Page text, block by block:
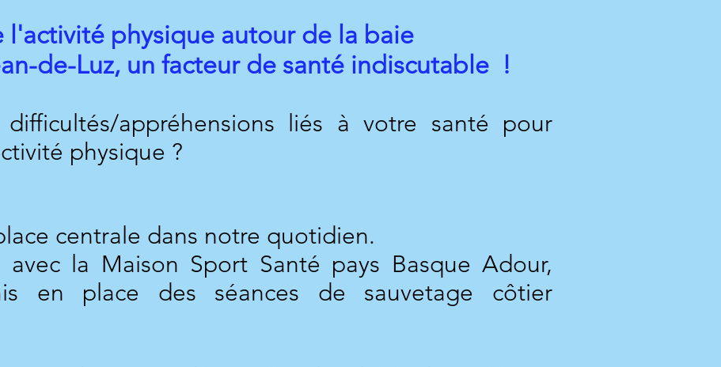
l'activité physique autour de la baie
de-Luz, un facteur de santé indiscutable !
appréhensions liés à votre santé pour
physique ?
centrale dans notre quotidien.
la Maison Sport Santé pays Basque Adour,
en place des séances de sauvetage côtier